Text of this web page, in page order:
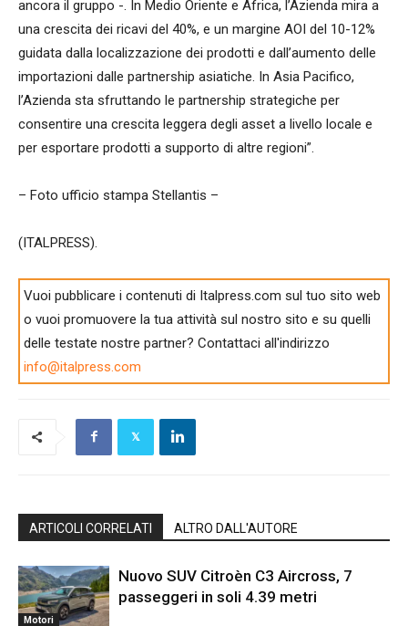
ancora il gruppo -. In Medio Oriente e Africa, l’Azienda mira a
una crescita dei ricavi del 40%, e un margine AOI del 10-12%
guidata dalla localizzazione dei prodotti e dall’aumento delle
importazioni dalle partnership asiatiche. In Asia Pacifico,
l’Azienda sta sfruttando le partnership strategiche per
consentire una crescita leggera degli asset a livello locale e
per esportare prodotti a supporto di altre regioni”.
– Foto ufficio stampa Stellantis –
(ITALPRESS).
Vuoi pubblicare i contenuti di Italpress.com sul tuo sito web
o vuoi promuovere la tua attività sul nostro sito e su quelli
delle testate nostre partner? Contattaci all'indirizzo
info@italpress.com
ARTICOLI CORRELATI ALTRO DALL'AUTORE
Motori
Nuovo SUV Citroèn C3 Aircross, 7
passeggeri in soli 4.39 metri